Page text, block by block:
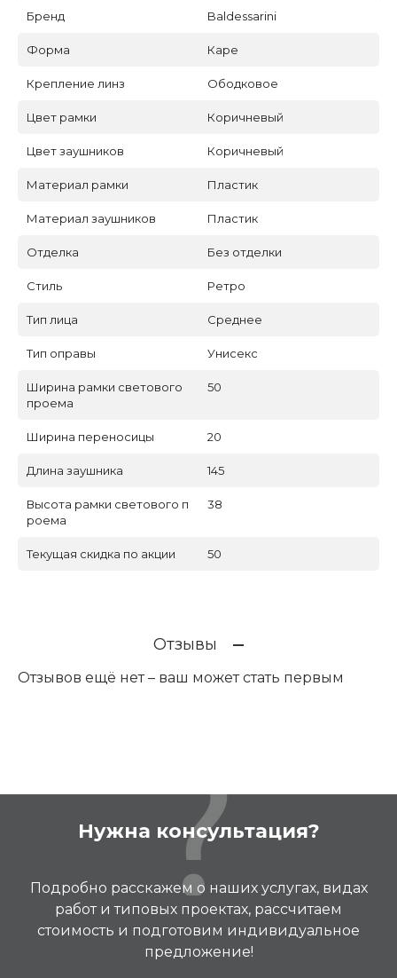
Бренд Baldessarini
Форма Каре
Крепление линз Ободковое
Цвет рамки Коричневый
Цвет заушников Коричневый
Материал рамки Пластик
Материал заушников Пластик
Отделка Без отделки
Стиль Ретро
Тип лица Среднее
Тип оправы Унисекс
Ширина рамки светового
проема
50
Ширина переносицы 20
Длина заушника 145
Высота рамки светового п
роема
38
Текущая скидка по акции 50
Отзывы
Отзывов ещё нет – ваш может стать первым
Нужна консультация?
Подробно расскажем о наших услугах, видах
работ и типовых проектах, рассчитаем
стоимость и подготовим индивидуальное
предложение!